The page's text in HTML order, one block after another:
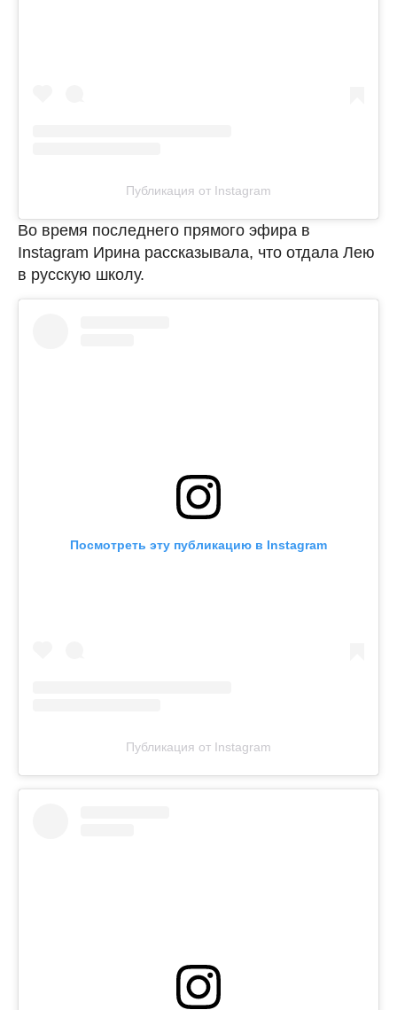
Публикация от Instagram
Во время последнего прямого эфира в
Instagram Ирина рассказывала, что отдала Лею
в русскую школу.
Посмотреть эту публикацию в Instagram
Публикация от Instagram